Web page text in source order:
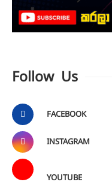
Follow Us
FACEBOOK
INSTAGRAM
YOUTUBE